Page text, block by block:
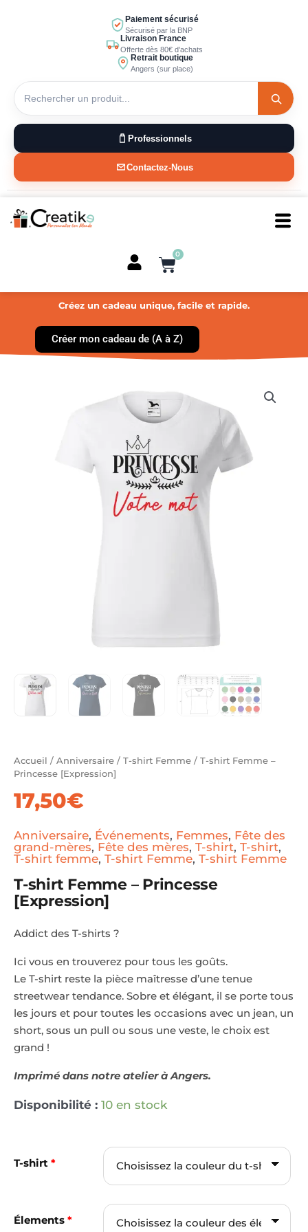
Paiement sécurisé
Sécurisé par la BNP
Livraison France
Offerte dès 80€ d’achats
Retrait boutique
Angers (sur place)
Professionnels
Contactez-Nous
0
Panier
Créez un cadeau unique, facile et rapide.
Créer mon cadeau de (A à Z)
Accueil / Anniversaire / T-shirt Femme / T-shirt Femme –
Princesse [Expression]
17,50€
Anniversaire, Événements, Femmes, Fête des
grand-mères, Fête des mères, T-shirt, T-shirt,
T-shirt femme, T-shirt Femme, T-shirt Femme
T-shirt Femme – Princesse
[Expression]
Addict des T-shirts ?
Ici vous en trouverez pour tous les goûts.
Le T-shirt reste la pièce maîtresse d’une tenue
streetwear tendance. Sobre et élégant, il se porte tous
les jours et pour toutes les occasions avec un jean, un
short, sous un pull ou sous une veste, le choix est
grand !
Imprimé dans notre atelier à Angers.
Disponibilité : 10 en stock
T-shirt *
Élements *
de
T-
shirt
-
Princesse
[Expression]